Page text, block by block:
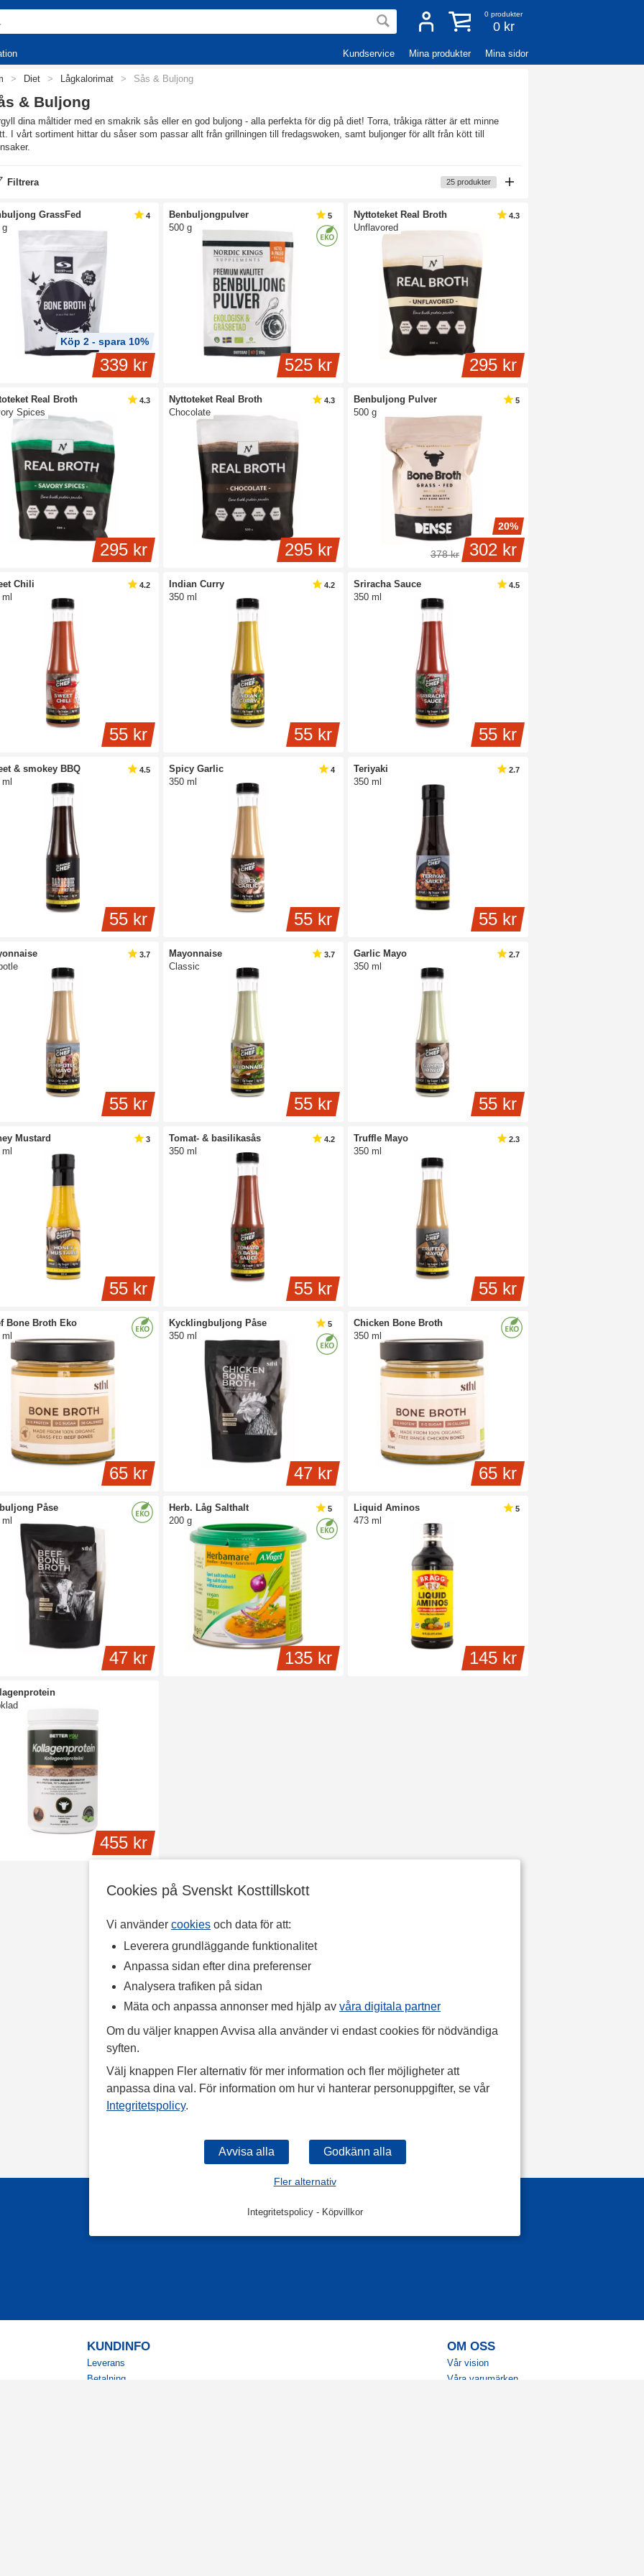
Cookies på Svenskt Kosttillskott
Vi använder cookies och data för att:
Leverera grundläggande funktionalitet
Anpassa sidan efter dina preferenser
Analysera trafiken på sidan
Mäta och anpassa annonser med hjälp av våra digitala partner
Om du väljer knappen Avvisa alla använder vi endast cookies för nödvändiga
syften.
Välj knappen Fler alternativ för mer information och fler möjligheter att
anpassa dina val. För information om hur vi hanterar personuppgifter, se vår
Integritetspolicy.
Fler alternativ
Integritetspolicy- Köpvillkor
0 produkter
0 kr
Kundservice Mina produkter Mina sidor
> Diet > Lågkalorimat > Sås & Buljong
& Buljong
dina måltider med en smakrik sås eller en god buljong - alla perfekta för dig på diet! Torra, tråkiga rätter är ett minne
I vårt sortiment hittar du såser som passar allt från grillningen till fredagswoken, samt buljonger för allt från kött till
Filtrera 25 produkter
GrassFed
g
Köp 2 - spara 10%
339 kr
4
Benbuljongpulver
500 g
525 kr
5
Nyttoteket Real Broth
Unflavored
295 kr
4.3
Real Broth
Spices
295 kr
4.3
Nyttoteket Real Broth
Chocolate
295 kr
4.3
Benbuljong Pulver
500 g
20%
302 kr
378 kr
5
Chili
55 kr
4.2
Indian Curry
350 ml
55 kr
4.2
Sriracha Sauce
350 ml
55 kr
4.5
& smokey BBQ
55 kr
4.5
Spicy Garlic
350 ml
55 kr
4
Teriyaki
350 ml
55 kr
2.7
55 kr
3.7
Mayonnaise
Classic
55 kr
3.7
Garlic Mayo
350 ml
55 kr
2.7
Mustard
55 kr
3
Tomat- & basilikasås
350 ml
55 kr
4.2
Truffle Mayo
350 ml
55 kr
2.3
Bone Broth Eko
65 kr
Kycklingbuljong Påse
350 ml
47 kr
5
Chicken Bone Broth
350 ml
65 kr
Påse
47 kr
Herb. Låg Salthalt
200 g
135 kr
5
Liquid Aminos
473 ml
145 kr
5
455 kr
KUNDINFO
Leverans
Betalning
OM OSS
Vår vision
Våra varumärken